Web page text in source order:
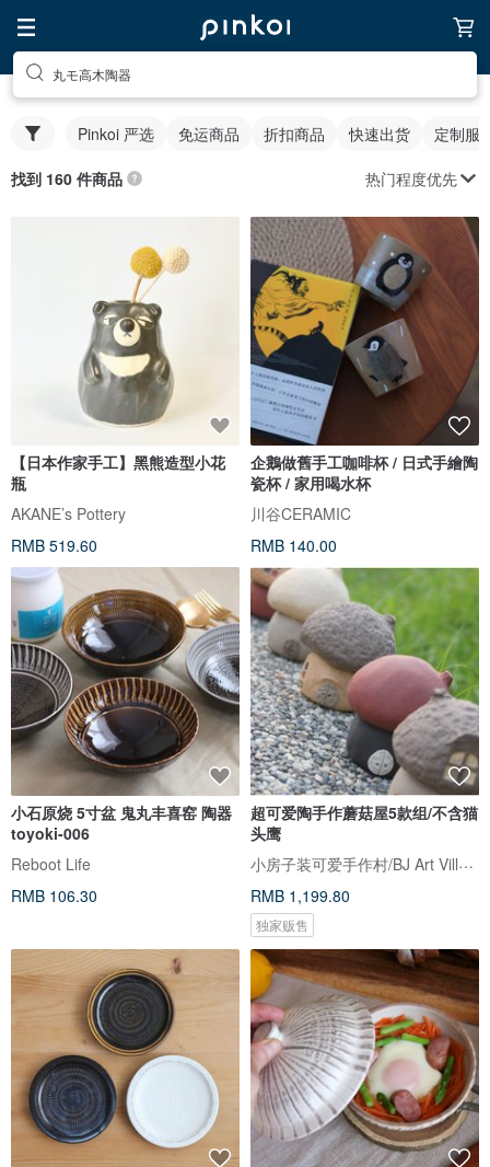
丸モ高木陶器
Pinkoi 严选 免运商品 折扣商品 快速出货 定制服
找到 160 件商品 热门程度优先
【日本作家手工】黑熊造型小花
瓶
AKANE’s Pottery
RMB 519.60
企鵝做舊手工咖啡杯 / 日式手繪陶
瓷杯 / 家用喝水杯
川谷CERAMIC
RMB 140.00
小石原烧 5寸盆 鬼丸丰喜窑 陶器
toyoki-006
Reboot Life
RMB 106.30
超可爱陶手作蘑菇屋5款组/不含猫
头鹰
小房子装可爱手作村/BJ Art Village
RMB 1,199.80
独家贩售